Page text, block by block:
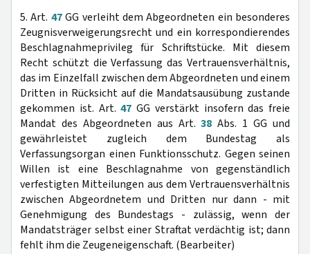
5. Art. 47GG verleiht dem Abgeordneten ein besonderes
Zeugnisverweigerungsrecht und ein korrespondierendes
Beschlagnahmeprivileg für Schriftstücke. Mit diesem
Recht schützt die Verfassung das Vertrauensverhältnis,
das im Einzelfall zwischen dem Abgeordneten und einem
Dritten in Rücksicht auf die Mandatsausübung zustande
gekommen ist. Art.47 GG verstärkt insofern das freie
Mandat des Abgeordneten aus Art.38 Abs. 1 GG und
gewährleistet zugleich dem Bundestag als
Verfassungsorgan einen Funktionsschutz. Gegen seinen
Willen ist eine Beschlagnahme von gegenständlich
verfestigten Mitteilungen aus dem Vertrauensverhältnis
zwischen Abgeordnetem und Dritten nur dann - mit
Genehmigung des Bundestags - zulässig, wenn der
Mandatsträger selbst einer Straftat verdächtig ist; dann
fehlt ihm die Zeugeneigenschaft. (Bearbeiter)